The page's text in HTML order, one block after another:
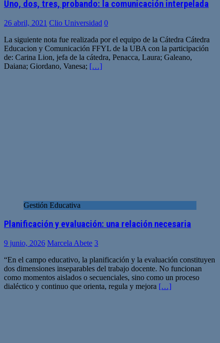
Uno, dos, tres, probando: la comunicación interpelada
26 abril, 2021 Clio Universidad 0
La siguiente nota fue realizada por el equipo de la Cátedra Cátedra
Educacion y Comunicación FFYL de la UBA con la participación
de: Carina Lion, jefa de la cátedra, Penacca, Laura; Galeano,
Daiana; Giordano, Vanesa; […]
Gestión Educativa
Planificación y evaluación: una relación necesaria
9 junio, 2026 Marcela Abete 3
“En el campo educativo, la planificación y la evaluación constituyen
dos dimensiones inseparables del trabajo docente. No funcionan
como momentos aislados o secuenciales, sino como un proceso
dialéctico y continuo que orienta, regula y mejora […]